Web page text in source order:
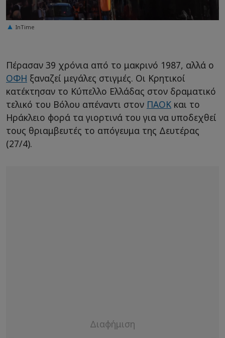
InTime
Πέρασαν 39 χρόνια από το μακρινό 1987, αλλά ο
ΟΦΗ ξαναζεί μεγάλες στιγμές. Οι Κρητικοί
κατέκτησαν το Κύπελλο Ελλάδας στον δραματικό
τελικό του Βόλου απέναντι στον ΠΑΟΚ και το
Ηράκλειο φορά τα γιορτινά του για να υποδεχθεί
τους θριαμβευτές το απόγευμα της Δευτέρας
(27/4).